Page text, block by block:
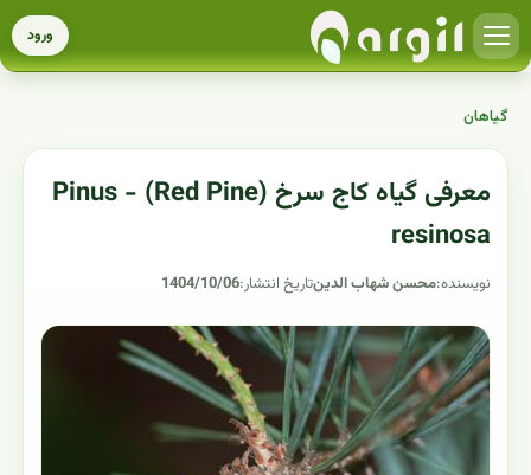
ورود
گیاهان
معرفی گیاه کاج سرخ (Red Pine) - Pinus
resinosa
نویسنده:محسن شهاب الدینتاریخ انتشار:1404/10/06